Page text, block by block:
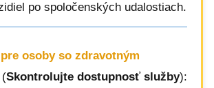
po spoločenských udalostiach.
osoby so zdravotným
(Skontrolujte dostupnosť služby):